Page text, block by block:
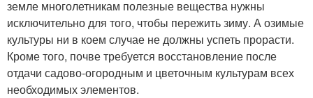
земле многолетникам полезные вещества нужны
исключительно для того, чтобы пережить зиму. А озимые
культуры ни в коем случае не должны успеть прорасти.
Кроме того, почве требуется восстановление после
отдачи садово-огородным и цветочным культурам всех
необходимых элементов.